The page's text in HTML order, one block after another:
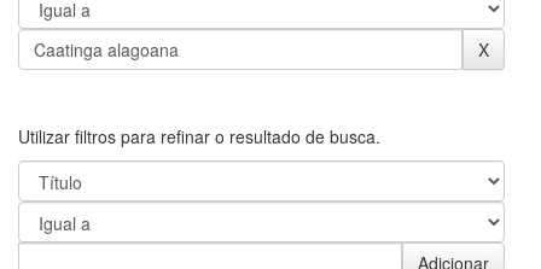
Utilizar filtros para refinar o resultado de busca.